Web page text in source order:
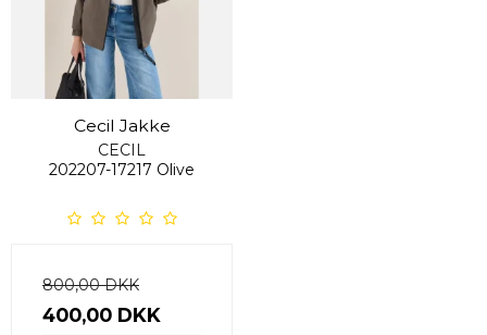
Cecil Jakke
CECIL
202207-17217 Olive
800,00 DKK
400,00 DKK